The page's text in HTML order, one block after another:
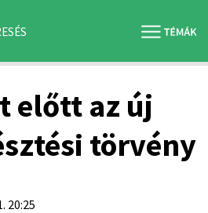
előtt az új
törvény
20:25